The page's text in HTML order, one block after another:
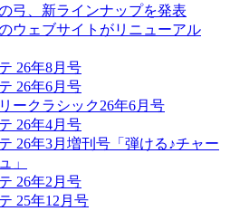
弓、新ラインナップを発表
ウェブサイトがリニューアル
26年8月号
26年6月号
ークラシック26年6月号
26年4月号
26年3月増刊号「弾ける♪チャー
」
26年2月号
25年12月号